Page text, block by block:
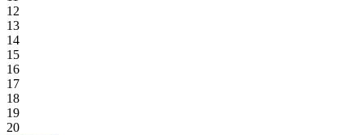
12
13
14
15
16
17
18
19
20